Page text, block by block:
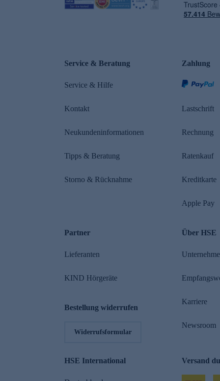
Service & Beratung
Service & Hilfe
Kontakt
Neukundeninformationen
Tipps & Beratung
Storno & Rücknahme
Zahlung
Lastschrift
Rechnung
Ratenkauf
Kreditkarte
Apple Pay
Partner
Lieferanten
KIND Hörgeräte
Bestellung widerrufen
Widerrufsformular
Über HSE
Karriere
Newsroom
HSE International Versand